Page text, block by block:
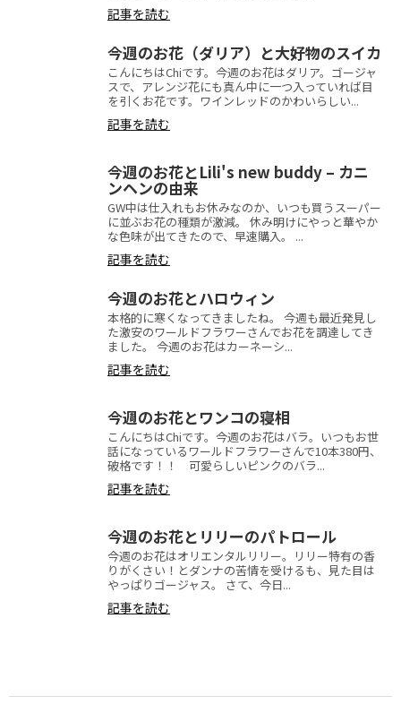
記事を読む
今週のお花（ダリア）と大好物のスイカ
こんにちはChiです。今週のお花はダリア。ゴージャ
スで、アレンジ花にも真ん中に一つ入っていれば目
を引くお花です。ワインレッドのかわいらしい...
記事を読む
今週のお花とLili's new buddy – カニ
ンヘンの由来
GW中は仕入れもお休みなのか、いつも買うスーパー
に並ぶお花の種類が激減。 休み明けにやっと華やか
な色味が出てきたので、早速購入。 ...
記事を読む
今週のお花とハロウィン
本格的に寒くなってきましたね。 今週も最近発見し
た激安のワールドフラワーさんでお花を調達してき
ました。 今週のお花はカーネーシ...
記事を読む
今週のお花とワンコの寝相
こんにちはChiです。今週のお花はバラ。いつもお世
話になっているワールドフラワーさんで10本380円、
破格です！！ 可愛らしいピンクのバラ...
記事を読む
今週のお花とリリーのパトロール
今週のお花はオリエンタルリリー。リリー特有の香
りがくさい！とダンナの苦情を受けるも、見た目は
やっぱりゴージャス。 さて、今日...
記事を読む